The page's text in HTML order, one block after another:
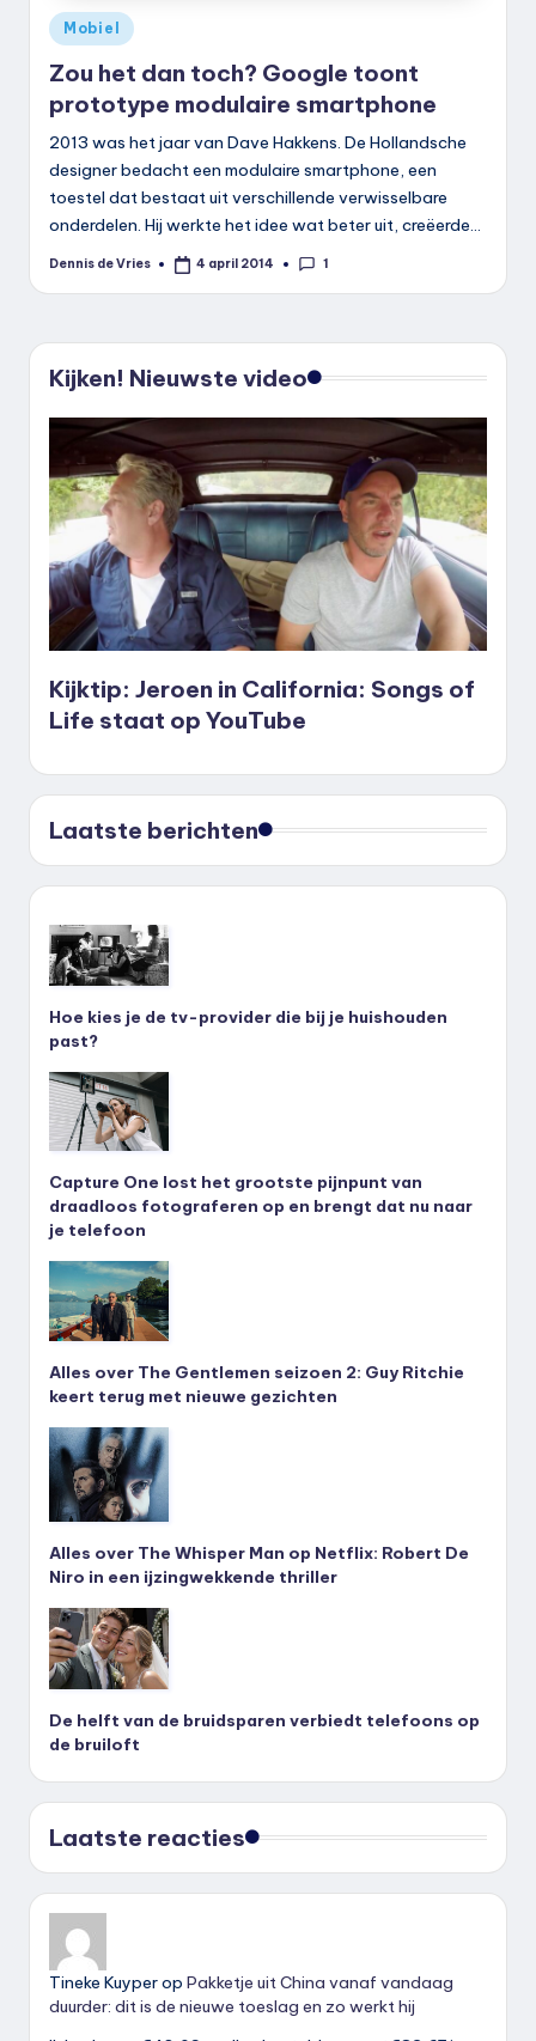
Geplaatst
in
Mobiel
Zou het dan toch? Google toont
prototype modulaire smartphone
2013 was het jaar van Dave Hakkens. De Hollandsche
designer bedacht een modulaire smartphone, een
toestel dat bestaat uit verschillende verwisselbare
onderdelen. Hij werkte het idee wat beter uit, creëerde…
Geplaatst
Dennis de Vries 4 april 2014 1
Kijken! Nieuwste video
Kijktip: Jeroen in California: Songs of
Life staat op YouTube
Laatste berichten
Hoe kies je de tv-provider die bij je huishouden
past?
Capture One lost het grootste pijnpunt van
draadloos fotograferen op en brengt dat nu naar
je telefoon
Alles over The Gentlemen seizoen 2: Guy Ritchie
keert terug met nieuwe gezichten
Alles over The Whisper Man op Netflix: Robert De
Niro in een ijzingwekkende thriller
De helft van de bruidsparen verbiedt telefoons op
de bruiloft
Laatste reacties
Tineke Kuyperop Pakketje uit China vanaf vandaag
duurder: dit is de nieuwe toeslag en zo werkt hij